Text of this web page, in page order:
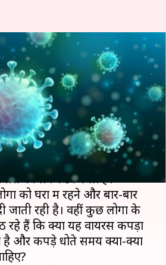
देर रहता है कोरोना
धोते समय क्या-क्या
चाहिए?
08:30 am
19) के लगातार बढ़ते मामलों के
को लेकर डर फैला है।
को घरों में रहने और बार-बार
जाती रही है। वहीं कुछ लोगों के
रहे हैं कि क्या यह वायरस कपड़ों
है और कपड़े धोते समय क्या-क्या